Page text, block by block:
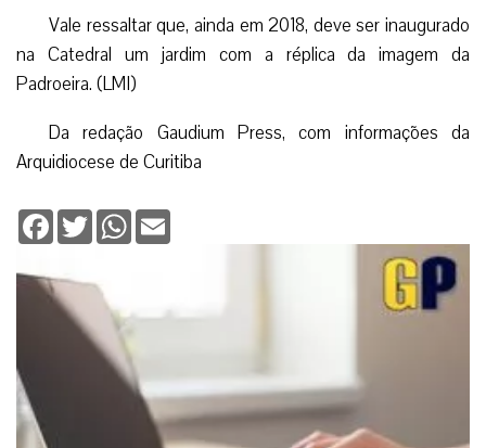
Arquidiocese de Curitiba
FacebookTwitterWhatsApp